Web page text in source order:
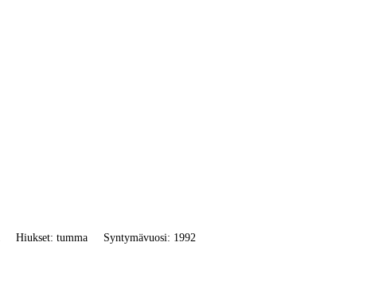
Hiukset: tumma Syntymävuosi: 1992